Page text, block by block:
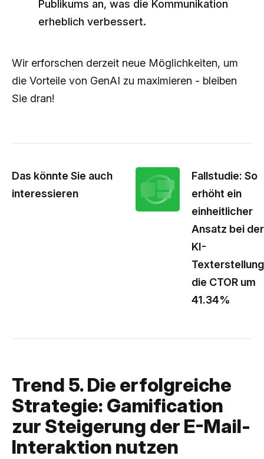
Publikums an, was die Kommunikation
erheblich verbessert.
Wir erforschen derzeit neue Möglichkeiten, um
die Vorteile von GenAI zu maximieren - bleiben
Sie dran!
Das könnte Sie auch
interessieren
Fallstudie: So
erhöht ein
einheitlicher
Ansatz bei der
KI-
Texterstellung
die CTOR um
41.34%
Trend 5. Die erfolgreiche
Strategie: Gamification
zur Steigerung der E-Mail-
Interaktion nutzen